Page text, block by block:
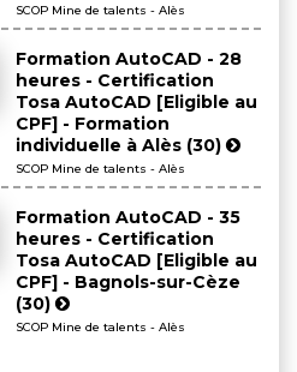
SCOP Mine de talents - Alès
Formation AutoCAD - 28
heures - Certification
Tosa AutoCAD [Eligible au
CPF] - Formation
individuelle à Alès (30)
SCOP Mine de talents - Alès
Formation AutoCAD - 35
heures - Certification
Tosa AutoCAD [Eligible au
CPF] - Bagnols-sur-Cèze
(30)
SCOP Mine de talents - Alès